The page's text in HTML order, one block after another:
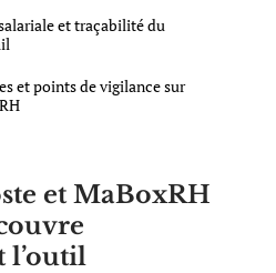
et traçabilité du
et points de vigilance sur
et MaBoxRH
l’outil